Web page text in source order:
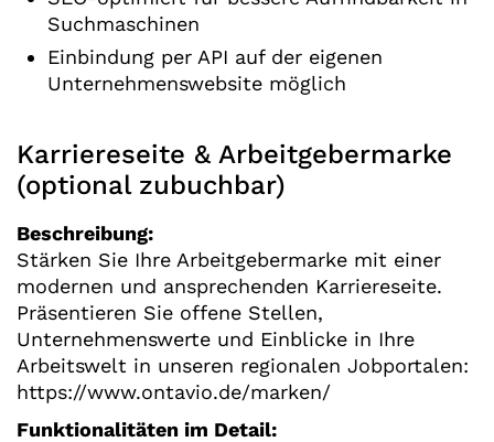
Suchmaschinen
Einbindung per API auf der eigenen
Unternehmenswebsite möglich
Karriereseite & Arbeitgebermarke
(optional zubuchbar)
Beschreibung:
Stärken Sie Ihre Arbeitgebermarke mit einer
modernen und ansprechenden Karriereseite.
Präsentieren Sie offene Stellen,
Unternehmenswerte und Einblicke in Ihre
Arbeitswelt in unseren regionalen Jobportalen:
https://www.ontavio.de/marken/
Funktionalitäten im Detail: